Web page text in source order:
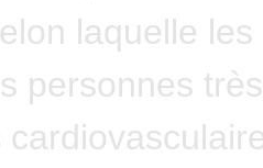
laquelle
personnes